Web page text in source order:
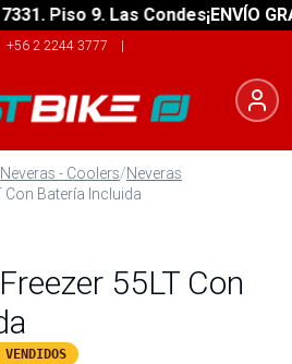
Piso 9. Las Condes¡ENVÍO
+56 2 2244 3777 |
Neveras - Coolers/Neveras
Batería Incluida
55LT Con